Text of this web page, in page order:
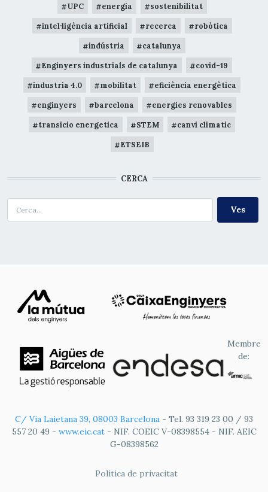
UPC energia sostenibilitat
intel·ligència artificial recerca robòtica
indústria catalunya
Enginyers industrials de catalunya covid-19
industria 4.0 mobilitat eficiència energètica
enginyers barcelona energies renovables
transicio energetica STEM canvi climatic
ETSEIB
CERCA
Membre
de:
C/ Via Laietana 39, 08003 Barcelona - Tel. 93 319 23 00 / 93
557 20 49 - www.eic.cat- NIF. COEIC V-08398554 - NIF. AEIC
G-08398562
Política de privacitat